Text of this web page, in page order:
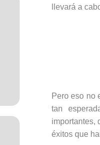
llevará a
Pero eso no
tan
importantes,
éxitos que